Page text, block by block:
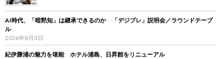
AI時代、「暗黙知」は継承できるのか 「デジブレ」説明会／ラウンドテーブ
ル
2026年8月3日
紀伊勝浦の魅力を堪能 ホテル浦島、日昇館をリニューアル